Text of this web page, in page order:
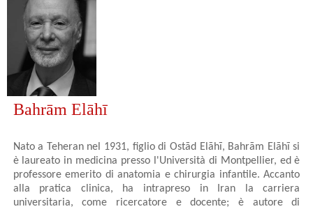
Bahrām Elāhī
Nato a Teheran nel 1931, figlio di Ostād Elāhī, Bahrām Elāhī si
è laureato in medicina presso l'Università di Montpellier, ed è
professore emerito di anatomia e chirurgia infantile. Accanto
alla pratica clinica, ha intrapreso in Iran la carriera
universitaria, come ricercatore e docente; è autore di